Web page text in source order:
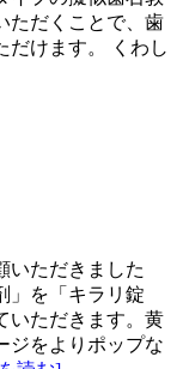
ただくことで、歯
だけます。 くわし
いただきました
を「キラリ錠
いただきます。黄
ジをよりポップな